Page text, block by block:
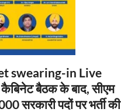
swearing-in Live
बैठक के बाद, सीएम
सरकारी पदों पर भर्ती की